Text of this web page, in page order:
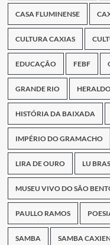
CASA FLUMINENSE
CULTURA CAXIAS
EDUCAÇÃO FEBF
GRANDE RIO
HISTÓRIA DA BAIXADA
IMPÉRIO DO GRAMACHO
LIRA DE OURO LU
MUSEU VIVO DO SÃO
PAULLO RAMOS
SAMBA SAMBA